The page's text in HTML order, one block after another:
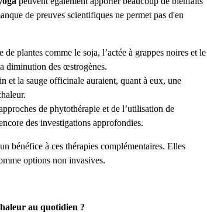
de preuves scientifiques ne permet pas d'en
de plantes comme le soja, l’actée à grappes noires et le
diminution des œstrogènes.
et la sauge officinale auraient, quant à eux, une
de phytothérapie et de l’utilisation de
des investigations approfondies.
bénéfice à ces thérapies complémentaires. Elles
options non invasives.
au quotidien ?